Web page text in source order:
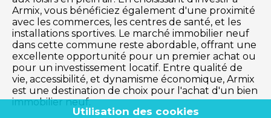
Armix, vous bénéficiez également d'une proximité
avec les commerces, les centres de santé, et les
installations sportives. Le marché immobilier neuf
dans cette commune reste abordable, offrant une
excellente opportunité pour un premier achat ou
pour un investissement locatif. Entre qualité de
vie, accessibilité, et dynamisme économique, Armix
est une destination de choix pour l'achat d'un bien
immobilier neuf.
Utilisation des cookies